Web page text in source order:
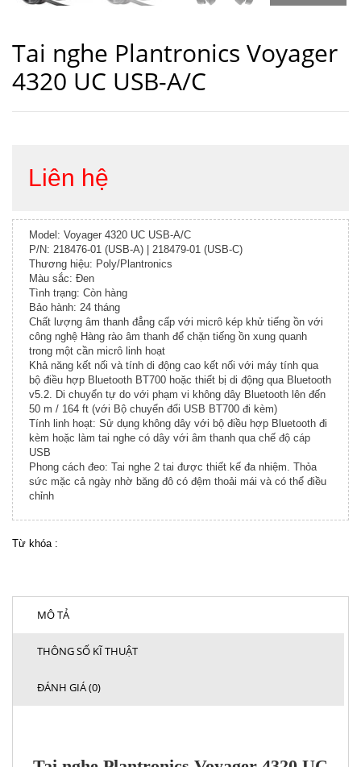
Tai nghe Plantronics Voyager
4320 UC USB-A/C
Liên hệ
Model: Voyager 4320 UC USB-A/C
P/N: 218476-01 (USB-A) | 218479-01 (USB-C)
Thương hiệu: Poly/Plantronics
Màu sắc: Đen
Tình trạng: Còn hàng
Bảo hành: 24 tháng
Chất lượng âm thanh đẳng cấp với micrô kép khử tiếng ồn với
công nghệ Hàng rào âm thanh để chặn tiếng ồn xung quanh
trong một cần micrô linh hoạt
Khả năng kết nối và tính di động cao kết nối với máy tính qua
bộ điều hợp Bluetooth BT700 hoặc thiết bị di động qua Bluetooth
v5.2. Di chuyển tự do với phạm vi không dây Bluetooth lên đến
50 m / 164 ft (với Bộ chuyển đổi USB BT700 đi kèm)
Tính linh hoạt: Sử dụng không dây với bộ điều hợp Bluetooth đi
kèm hoặc làm tai nghe có dây với âm thanh qua chế độ cáp
USB
Phong cách đeo: Tai nghe 2 tai được thiết kế đa nhiệm. Thỏa
sức mặc cả ngày nhờ băng đô có đệm thoải mái và có thể điều
chỉnh
Từ khóa :
MÔ TẢ
THÔNG SỐ KĨ THUẬT
ĐÁNH GIÁ (0)